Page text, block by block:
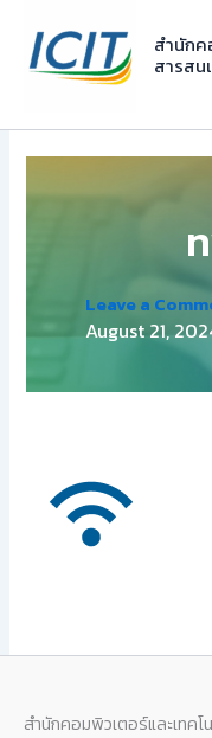
content
สำนักค
สารสน
Leave a
August 21,
สำนักคอมพิวเตอร์และเทค